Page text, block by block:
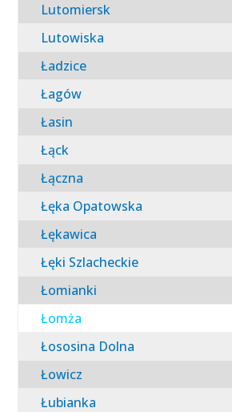
Lutomiersk
Lutowiska
Ładzice
Łagów
Łasin
Łąck
Łączna
Łęka Opatowska
Łękawica
Łęki Szlacheckie
Łomianki
Łomża
Łososina Dolna
Łowicz
Łubianka